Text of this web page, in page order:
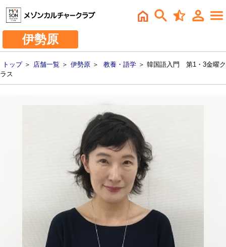
伊勢原
トップ＞ 店舗一覧 ＞ 伊勢原 ＞ 教養・語学 ＞ 韓国語入門 第1・3金曜ク
ラス